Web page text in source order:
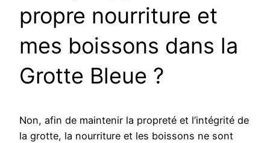
propre nourriture et
mes boissons dans la
Grotte Bleue ?
Non, afin de maintenir la propreté et l’intégrité de
la grotte, la nourriture et les boissons ne sont